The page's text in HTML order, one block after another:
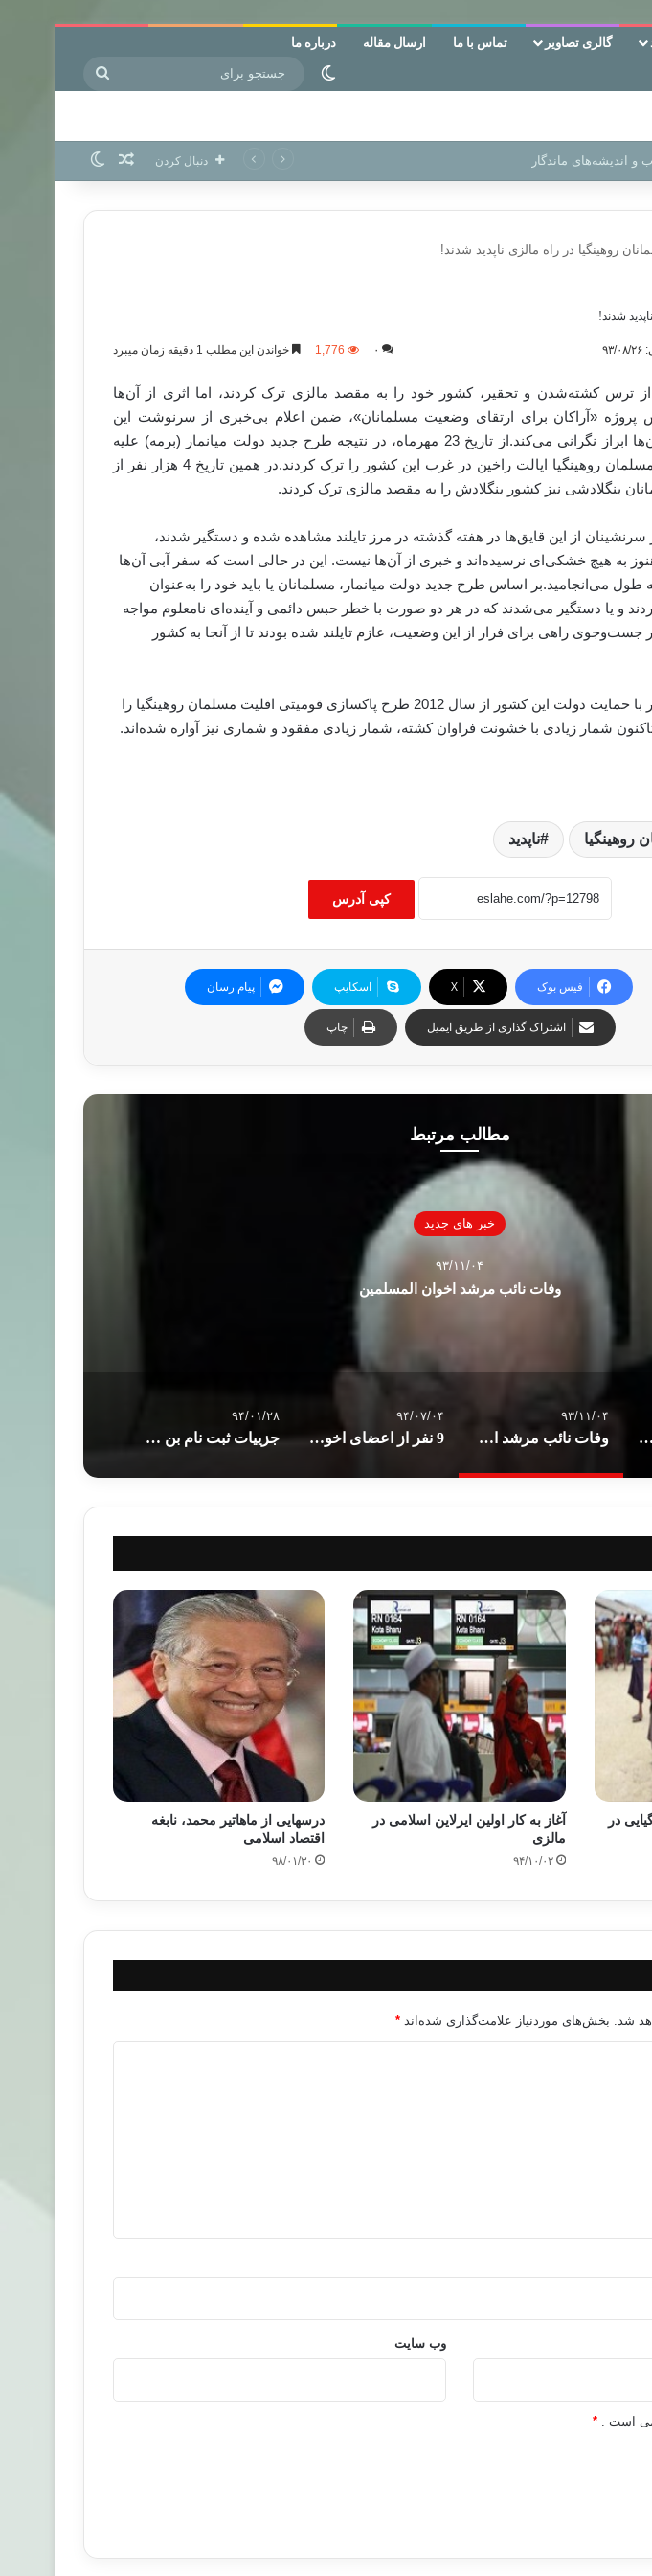
گالری تصاویر تماس با ما ارسال مقاله درباره ما
تغییر پوسته
دنبال کردن نوشته تصادفی
روهینگیا در راه مالزی ناپدید شدند!
شدند!
۰ 1,776 خواندن این مطلب 1 دقیقه زمان میبرد
از ترس کشته‌شدن و تحقیر، کشور خود را به مقصد مالزی ترک کردند، اما اثری از آن‌ها
پروژه «آراکان برای ارتقای وضعیت مسلمانان»، ضمن اعلام بی‌خبری از سرنوشت این
افراد، نسبت به وضعیت آن‌ها ابراز نگرانی می‌کند.از تاریخ 23 مهرماه، در نتیجه طرح جدید دولت میانمار (برمه) علیه
مسلمانان، حدود 12 هزار مسلمان روهینگیا ایالت راخین در غرب این کشور را ترک کردند.در همین تاریخ 4 هزار نفر از
بنگلادشی نیز کشور بنگلادش را به مقصد مالزی ترک کردند.
حدود 460 نفر از سرنشینان از این قایق‌ها در هفته گذشته در مرز تایلند مشاهده شده و دستگیر شدند،
به هیچ خشکی‌ای نرسیده‌اند و خبری از آن‌ها نیست. این در حالی است که سفر آبی آن‌ها
بیش از 5 روز به طول می‌انجامید.بر اساس طرح جدید دولت میانمار، مسلمانان یا باید خود را به‌عنوان
و یا دستگیر می‌شدند که در هر دو صورت با خطر حبس دائمی و آینده‌ای نامعلوم مواجه
جست‌وجوی راهی برای فرار از این وضعیت، عازم تایلند شده بودند تا از آنجا به کشور
بودائیان افراط‌گرای میانمار با حمایت دولت این کشور از سال 2012 طرح پاکسازی قومیتی اقلیت مسلمان روهینگیا را
تاکنون شمار زیادی با خشونت فراوان کشته، شمار زیادی مفقود و شماری نیز آواره شده‌اند.
روهینگیا ناپدید
کپی آدرس
فیس بوک X اسکایپ پیام رسان
اشتراک گذاری از طریق ایمیل چاپ
مطالب مرتبط
خبر های جدید
۹۳/۱۱/۰۴
وفات نائب مرشد اخوان المسلمین
در مقر سازمان ملل متحد
۹۳/۱۱/۰۴
وفات نائب مرشد اخوان المسلمین
۹۴/۰۷/۰۴
9 نفر از اعضای اخوان المسلمین در قاهره کشته شدند
۹۴/۰۱/۲۸
جزییات ثبت‌ نام بن‌ کارت ‌های دانشجویی نمایشگاه کتاب
در
آغاز به کار اولین ایرلاین اسلامی در
مالزی
۹۴/۱۰/۰۲
درسهایی از ماهاتیر محمد، نابغه
اقتصاد اسلامی
۹۸/۰۱/۳۰
شد. بخش‌های موردنیاز علامت‌گذاری شده‌اند *
وب‌ سایت
است . *